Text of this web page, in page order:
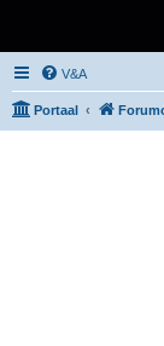
V&A
Portaal